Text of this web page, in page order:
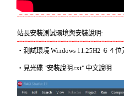
-=-=-=-=-=-=-=-=-=-=-=-=-=-=-=-=-=-=-
站長安裝測試環境與安裝說明:
-=-=-=-=-=-=-=-=-=-=-=-=-=-=-=-=-=-=-
‧測試環境 Windows 11.25H2 ６４
‧見光碟 "安裝說明.txt" 中文說明